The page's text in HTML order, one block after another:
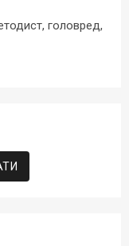
головред,